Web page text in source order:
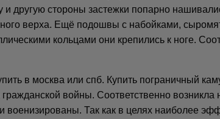
и другую стороны застежки попарно
верха. Ещё подошвы с набойками,
кольцами они крепились к ноге.
в москва или спб. Купить пограничный
войны. Соответственно
Так как в целях наиболее